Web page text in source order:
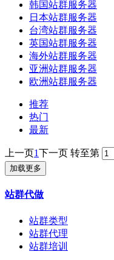
韩国站群服务器
日本站群服务器
台湾站群服务器
英国站群服务器
海外站群服务器
亚洲站群服务器
欧洲站群服务器
推荐
热门
最新
上一页1下一页 转至第
加载更多
站群代做
站群类型
站群代理
站群培训